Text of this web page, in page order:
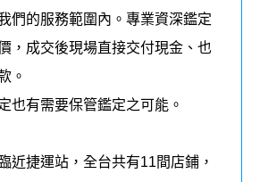
們的服務範圍內 。 專業資深鑑定
，成交後現場直接交付現金、也
。
也有需要保管鑑定之可能。
近捷運站，全台共有11間店鋪，